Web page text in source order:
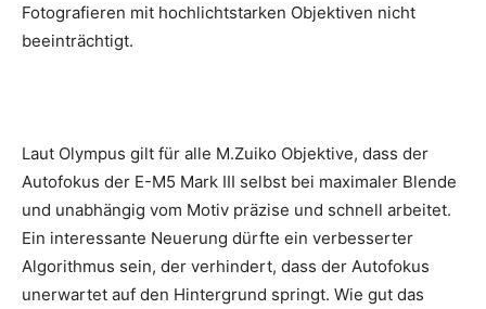
Fotografieren mit hochlichtstarken Objektiven nicht
beeinträchtigt.
Laut Olympus gilt für alle M.Zuiko Objektive, dass der
Autofokus der E-M5 Mark III selbst bei maximaler Blende
und unabhängig vom Motiv präzise und schnell arbeitet.
Ein interessante Neuerung dürfte ein verbesserter
Algorithmus sein, der verhindert, dass der Autofokus
unerwartet auf den Hintergrund springt. Wie gut das